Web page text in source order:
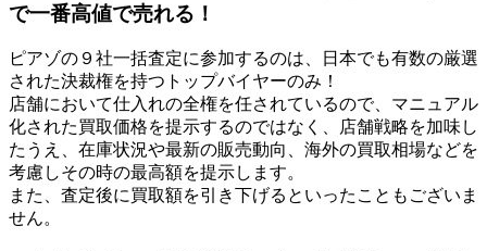
で一番高値で売れる！
ピアゾの９社一括査定に参加するのは、日本でも有数の厳選
された決裁権を持つトップバイヤーのみ！
店舗において仕入れの全権を任されているので、マニュアル
化された買取価格を提示するのではなく、店舗戦略を加味し
たうえ、在庫状況や最新の販売動向、海外の買取相場などを
考慮しその時の最高額を提示します。
また、査定後に買取額を引き下げるといったこともございま
せん。